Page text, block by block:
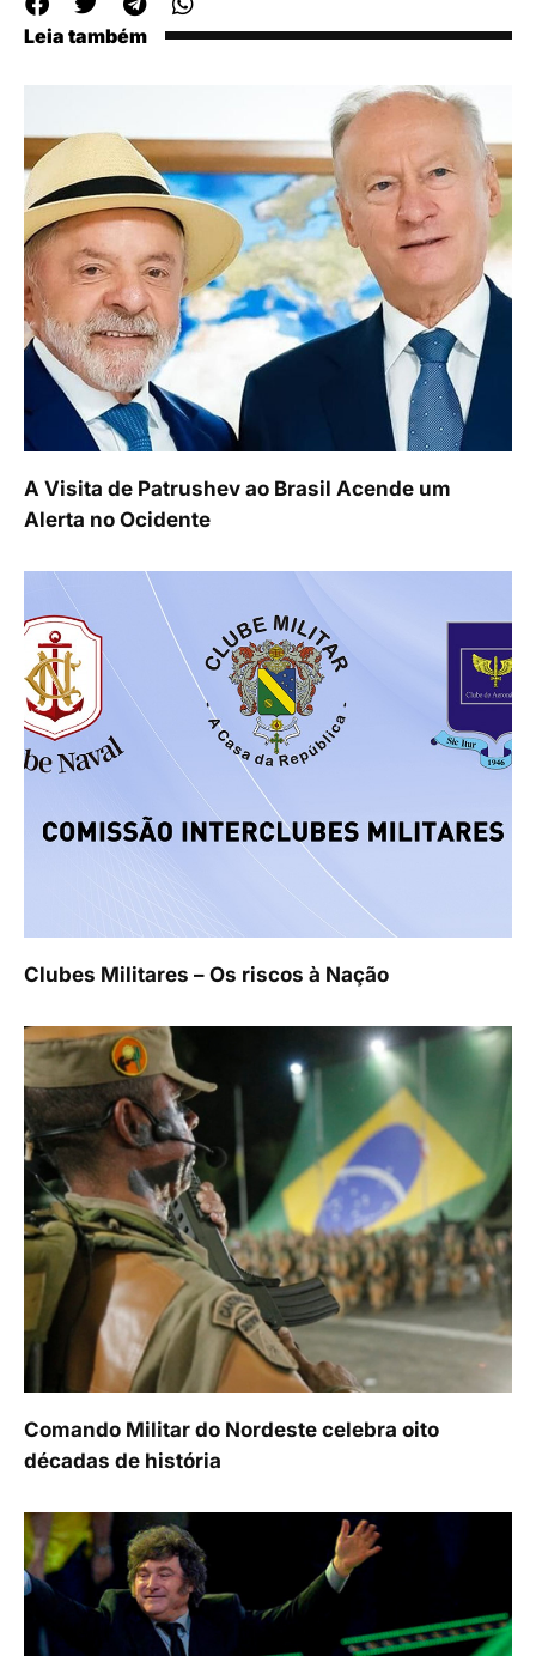
Leia também
A Visita de Patrushev ao Brasil Acende um
Alerta no Ocidente
Clubes Militares – Os riscos à Nação
Comando Militar do Nordeste celebra oito
décadas de história